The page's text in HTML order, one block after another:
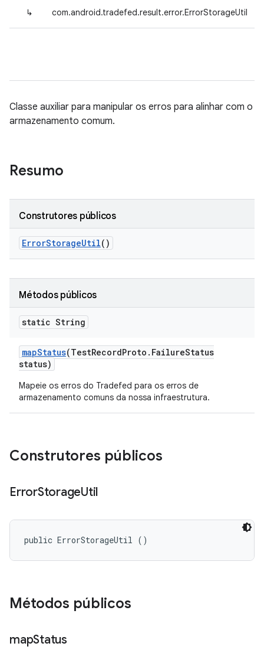
↳ com.android.tradefed.result.error.ErrorStorageUtil
Classe auxiliar para manipular os erros para alinhar com o
armazenamento comum.
Resumo
Construtores públicos
ErrorStorageUtil()
Métodos públicos
static String
mapStatus(TestRecordProto . FailureStatus
status)
Mapeie os erros do Tradefed para os erros de
armazenamento comuns da nossa infraestrutura.
Construtores públicos
ErrorStorageUtil
public ErrorStorageUtil ()
Métodos públicos
mapStatus